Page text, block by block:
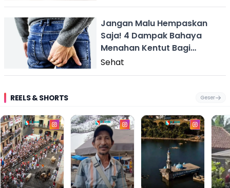
Jangan Malu Hempaskan
Saja! 4 Dampak Bahaya
Menahan Kentut Bagi
Kesehatan
Sehat
REELS & SHORTS Geser